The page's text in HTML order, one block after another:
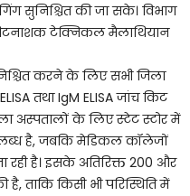
सुनिश्चित की जा सके। विभाग
टेक्निकल मैलाथियान
करने के लिए सभी जिला
तथा IgM ELISA जांच किट
अस्पतालों के लिए स्टेट स्टोर में
है, जबकि मेडिकल कॉलेजों
रही है। इसके अतिरिक्त 200 और
है, ताकि किसी भी परिस्थिति में